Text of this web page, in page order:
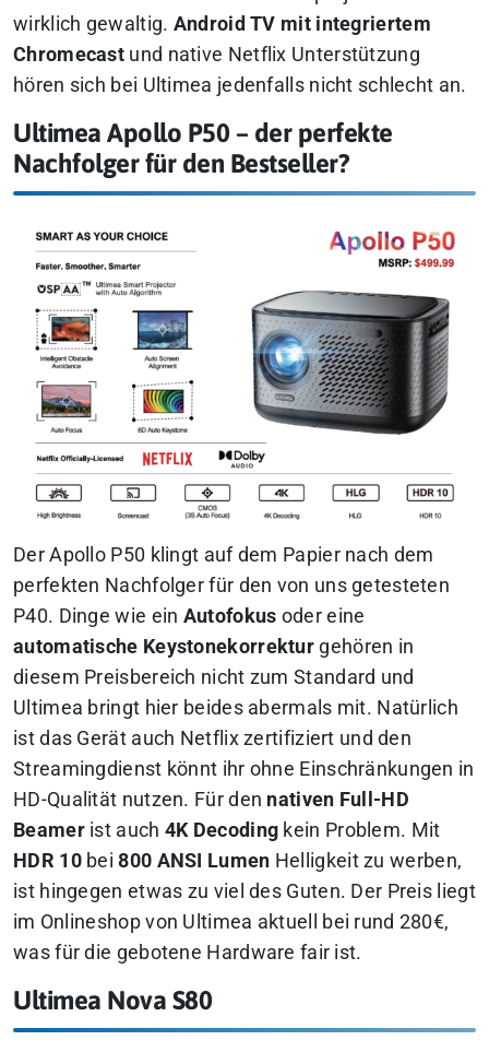
wirklich gewaltig. Android TV mit integriertem
Chromecast und native Netflix Unterstützung
hören sich bei Ultimea jedenfalls nicht schlecht an.
Ultimea Apollo P50 – der perfekte
Nachfolger für den Bestseller?
Der Apollo P50 klingt auf dem Papier nach dem
perfekten Nachfolger für den von uns getesteten
P40. Dinge wie ein Autofokus oder eine
automatische Keystonekorrektur gehören in
diesem Preisbereich nicht zum Standard und
Ultimea bringt hier beides abermals mit. Natürlich
ist das Gerät auch Netflix zertifiziert und den
Streamingdienst könnt ihr ohne Einschränkungen in
HD-Qualität nutzen. Für den nativen Full-HD
Beamerist auch 4K Decoding kein Problem. Mit
HDR 10bei800 ANSI Lumen Helligkeit zu werben,
ist hingegen etwas zu viel des Guten. Der Preis liegt
im Onlineshop von Ultimea aktuell bei rund 280€,
was für die gebotene Hardware fair ist.
Ultimea Nova S80